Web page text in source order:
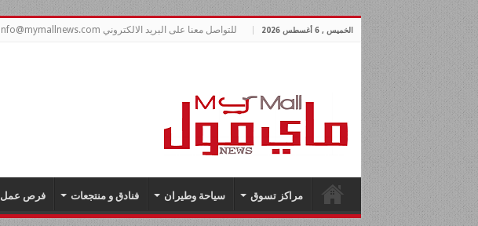
الخميس , 6 أغسطس 2026 للتواصل معنا على البريد الالكتروني info@mymallnews.com
مراكز تسوق سياحة وطيران فنادق و منتجعات فرص عمل